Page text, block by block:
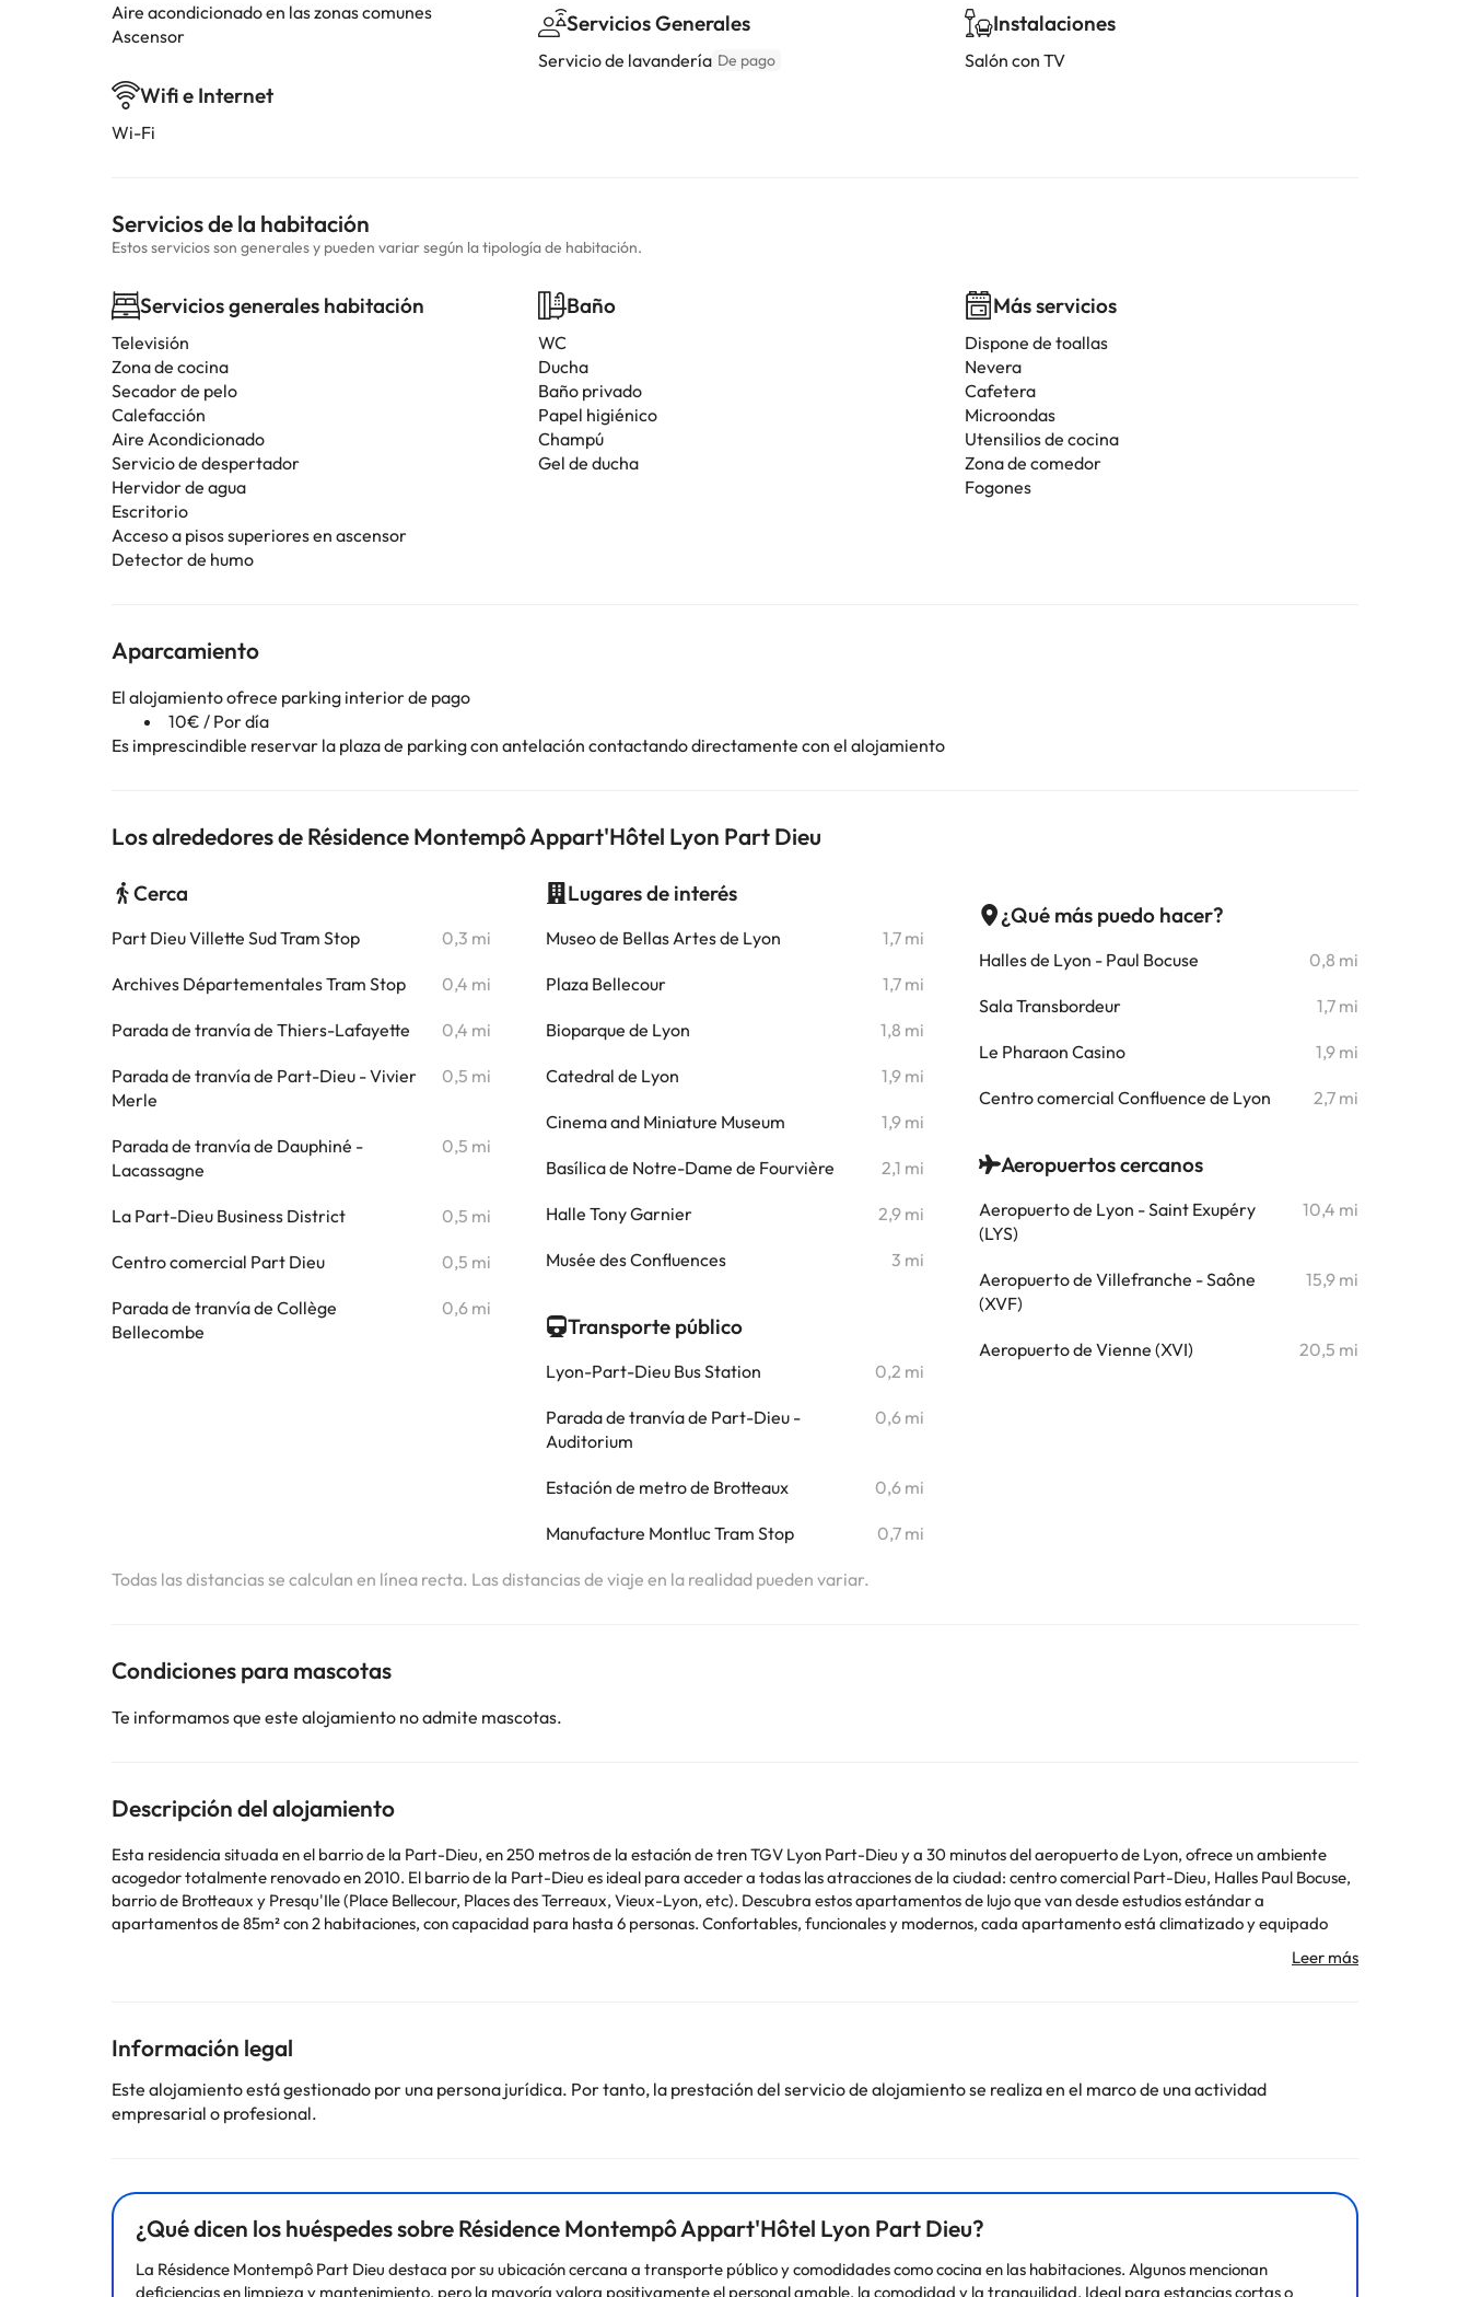
Aire acondicionado en las zonas comunes
Ascensor
Wifi e Internet
Wi-Fi
Servicios Generales
Servicio de lavandería De pago
Instalaciones
Salón con TV
Servicios de la habitación
Estos servicios son generales y pueden variar según la tipología de habitación.
Servicios generales habitación
Televisión
Zona de cocina
Secador de pelo
Calefacción
Aire Acondicionado
Servicio de despertador
Hervidor de agua
Escritorio
Acceso a pisos superiores en ascensor
Detector de humo
Baño
WC
Ducha
Baño privado
Papel higiénico
Champú
Gel de ducha
Más servicios
Dispone de toallas
Nevera
Cafetera
Microondas
Utensilios de cocina
Zona de comedor
Fogones
Aparcamiento
El alojamiento ofrece parking interior de pago
10€ / Por día
Es imprescindible reservar la plaza de parking con antelación contactando directamente con el alojamiento
Los alrededores de Résidence Montempô Appart'Hôtel Lyon Part Dieu
Cerca
Part Dieu Villette Sud Tram Stop 0,3 mi
Archives Départementales Tram Stop 0,4 mi
Parada de tranvía de Thiers-Lafayette 0,4 mi
Parada de tranvía de Part-Dieu - Vivier
Merle
0,5 mi
Parada de tranvía de Dauphiné -
Lacassagne
0,5 mi
La Part-Dieu Business District 0,5 mi
Centro comercial Part Dieu 0,5 mi
Parada de tranvía de Collège
Bellecombe
0,6 mi
Lugares de interés
Museo de Bellas Artes de Lyon 1,7 mi
Plaza Bellecour 1,7 mi
Bioparque de Lyon 1,8 mi
Catedral de Lyon 1,9 mi
Cinema and Miniature Museum 1,9 mi
Basílica de Notre-Dame de Fourvière 2,1 mi
Halle Tony Garnier 2,9 mi
Musée des Confluences 3 mi
Transporte público
Lyon-Part-Dieu Bus Station 0,2 mi
Parada de tranvía de Part-Dieu -
Auditorium
0,6 mi
Estación de metro de Brotteaux 0,6 mi
Manufacture Montluc Tram Stop 0,7 mi
¿Qué más puedo hacer?
Halles de Lyon - Paul Bocuse 0,8 mi
Sala Transbordeur 1,7 mi
Le Pharaon Casino 1,9 mi
Centro comercial Confluence de Lyon 2,7 mi
Aeropuertos cercanos
Aeropuerto de Lyon - Saint Exupéry
(LYS)
10,4 mi
Aeropuerto de Villefranche - Saône
(XVF)
15,9 mi
Aeropuerto de Vienne (XVI) 20,5 mi
Todas las distancias se calculan en línea recta. Las distancias de viaje en la realidad pueden variar.
Condiciones para mascotas
Te informamos que este alojamiento no admite mascotas.
Descripción del alojamiento
Esta residencia situada en el barrio de la Part-Dieu, en 250 metros de la estación de tren TGV Lyon Part-Dieu y a 30 minutos del aeropuerto de Lyon, ofrece un ambiente
acogedor totalmente renovado en 2010. El barrio de la Part-Dieu es ideal para acceder a todas las atracciones de la ciudad: centro comercial Part-Dieu, Halles Paul Bocuse,
barrio de Brotteaux y Presqu'Ile (Place Bellecour, Places des Terreaux, Vieux-Lyon, etc). Descubra estos apartamentos de lujo que van desde estudios estándar a
apartamentos de 85m² con 2 habitaciones, con capacidad para hasta 6 personas. Confortables, funcionales y modernos, cada apartamento está climatizado y equipado
con: zona para dormir, cuarto de baño independiente, kitchenette totalmente equipada (nevera, cocina, microondas y vajilla). Para aquellos en viaje de negocios, la residencia
pone a su disposición un escritorio con todo el material informático necesario. Los servicios ofrecidos por el atento personal aportarán comodidad adicional para disfrutar de
Algunos de los servicios detallados pueden ser de pago. Puedes consultar sus tarifas directamente en el establecimiento. Toda la información de esta ficha está sujeta a
cambios por parte del alojamiento. Si tienes dudas, contáctanos.
Información legal
Este alojamiento está gestionado por una persona jurídica. Por tanto, la prestación del servicio de alojamiento se realiza en el marco de una actividad
empresarial o profesional.
¿Qué dicen los huéspedes sobre Résidence Montempô Appart'Hôtel Lyon Part Dieu?
La Résidence Montempô Part Dieu destaca por su ubicación cercana a transporte público y comodidades como cocina en las habitaciones. Algunos mencionan
deficiencias en limpieza y mantenimiento, pero la mayoría valora positivamente el personal amable, la comodidad y la tranquilidad. Ideal para estancias cortas o